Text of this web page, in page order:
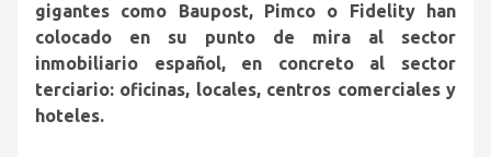
gigantes como Baupost, Pimco o Fidelity han
colocado en su punto de mira al sector
inmobiliario español, en concreto al sector
terciario: oficinas, locales, centros comerciales y
hoteles.